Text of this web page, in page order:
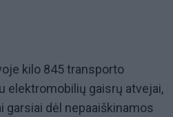
kilo 845 transporto
elektromobilių gaisrų atvejai,
garsiai dėl nepaaiškinamos